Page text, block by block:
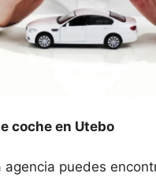
coche en Utebo
agencia puedes